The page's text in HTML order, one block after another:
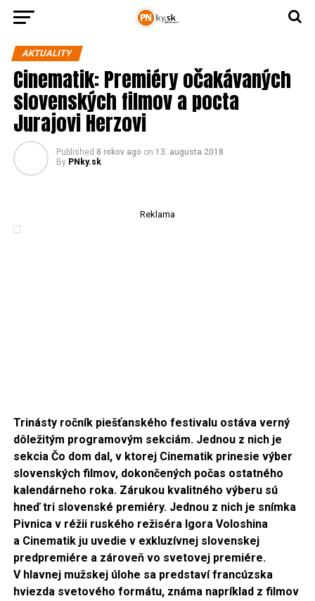
AKTUALITY
Cinematik: Premiéry očakávaných
slovenských filmov a pocta
Jurajovi Herzovi
Published 8 rokov ago on 13. augusta 2018
By PNky.sk
Reklama
Trinásty ročník piešťanského festivalu ostáva verný
dôležitým programovým sekciám. Jednou z nich je
sekcia Čo dom dal, v ktorej Cinematik prinesie výber
slovenských filmov, dokončených počas ostatného
kalendárneho roka. Zárukou kvalitného výberu sú
hneď tri slovenské premiéry. Jednou z nich je snímka
Pivnica v réžii ruského režiséra Igora Voloshina
a Cinematik ju uvedie v exkluzívnej slovenskej
predpremiére a zároveň vo svetovej premiére.
V hlavnej mužskej úlohe sa predstaví francúzska
hviezda svetového formátu, známa napríklad z filmov